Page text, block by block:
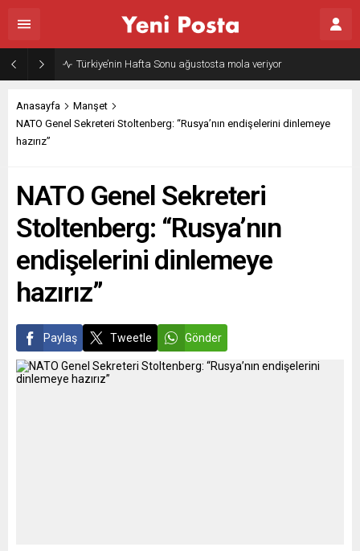
Türkiye’nin Hafta Sonu ağustosta mola veriyor
Anasayfa
Manşet
NATO Genel Sekreteri Stoltenberg: “Rusya’nın endişelerini dinlemeye
hazırız”
NATO Genel Sekreteri
Stoltenberg: “Rusya’nın
endişelerini dinlemeye
hazırız”
Paylaş Tweetle Gönder